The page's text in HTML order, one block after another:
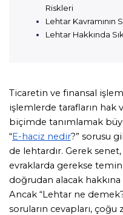
Riskleri
Lehtar Kavramının
Lehtar Hakkında
Ticaretin ve finansal
işlemlerde tarafların
biçimde tanımlamak
“E-haciz nedir?” sorusu
de lehtardır. Gerek
evraklarda gerekse
doğrudan alacak
Ancak “Lehtar ne
soruların cevapları,